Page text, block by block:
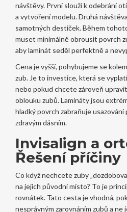
návštěvy. První slouží k odebrání
a vytvoření modelu. Druhá
samotných destiček. Během
muset minimálně obrousit povrch
aby laminát seděl perfektně a
Cena je vyšší, pohybujeme se
zub. Je to investice, která se
nebo pokud chcete zároveň
oblouku zubů. Lamináty jsou
hladký povrch zabraňuje usazování
zdravým dásním.
Invisalign a
Řešení příčiny
Co když nechcete zuby
na jejich původní místo? To je
rovnátek. Tato cesta je vhodná,
nesprávným zarovnáním zubů a ne